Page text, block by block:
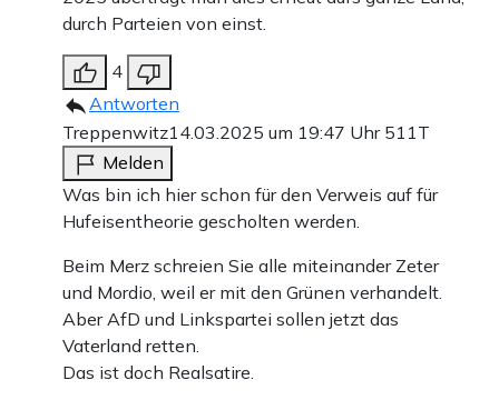
durch Parteien von einst.
4
Antworten
Treppenwitz14.03.2025 um 19:47 Uhr 511T
Melden
Was bin ich hier schon für den Verweis auf für
Hufeisentheorie gescholten werden.
Beim Merz schreien Sie alle miteinander Zeter
und Mordio, weil er mit den Grünen verhandelt.
Aber AfD und Linkspartei sollen jetzt das
Vaterland retten.
Das ist doch Realsatire.